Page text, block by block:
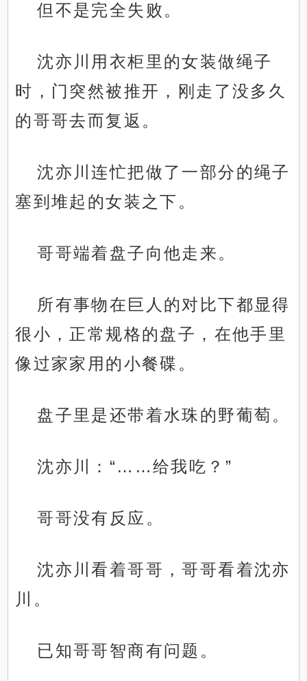
但不是完全失败。
沈亦川用衣柜里的女装做绳子
时，门突然被推开，刚走了没多久
的哥哥去而复返。
沈亦川连忙把做了一部分的绳子
塞到堆起的女装之下。
哥哥端着盘子向他走来。
所有事物在巨人的对比下都显得
很小，正常规格的盘子，在他手里
像过家家用的小餐碟。
盘子里是还带着水珠的野葡萄。
沈亦川：“……给我吃？”
哥哥没有反应。
沈亦川看着哥哥，哥哥看着沈亦
川。
已知哥哥智商有问题。